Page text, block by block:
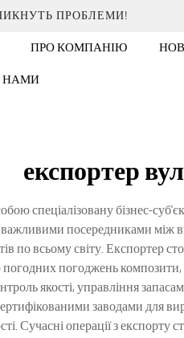
ПРОБЛЕМИ!
ПРО КОМПАНІЮ
НАМИ
експортер
спеціалізовану бізнес-
важливими посередниками
по всьому світу. Експортер
погоджень
якості, управління
заводами для
Сучасні операції з експорту